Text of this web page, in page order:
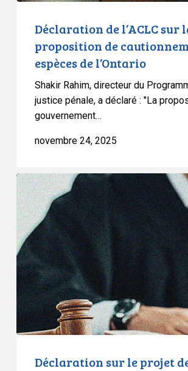
l’OntarioDéclaration de l’ACLC sur
proposition de
espèces de l’Ontario
Shakir Rahim, directeur du
justice pénale, a déclaré : "La
gouvernement…
novembre 24, 2025
Déclaration
sur
le
projet
de
loi
C-
14
Déclaration sur le projet